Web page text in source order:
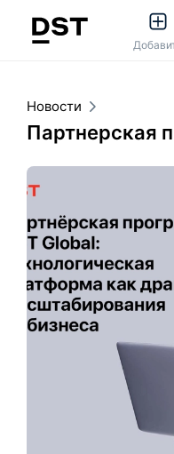
Новости
Партнерская